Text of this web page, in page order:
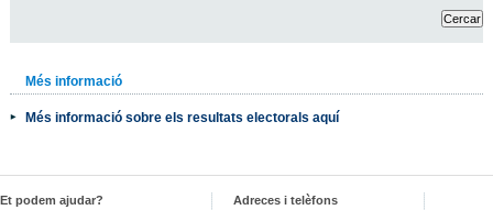
Més informació
Més informació sobre els resultats electorals aquí
Et podem ajudar?
Adreces i telèfons